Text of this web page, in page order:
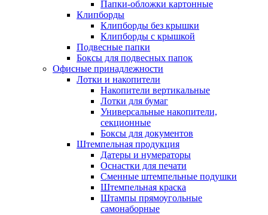
Папки-обложки картонные
Клипборды
Клипборды без крышки
Клипборды с крышкой
Подвесные папки
Боксы для подвесных папок
Офисные принадлежности
Лотки и накопители
Накопители вертикальные
Лотки для бумаг
Универсальные накопители,
секционные
Боксы для документов
Штемпельная продукция
Датеры и нумераторы
Оснастки для печати
Сменные штемпельные подушки
Штемпельная краска
Штампы прямоугольные
самонаборные